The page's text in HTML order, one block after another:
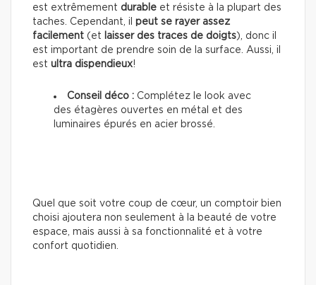
est extrêmement durable et résiste à la plupart des
taches. Cependant, il peut se rayer assez
facilement (et laisser des traces de doigts), donc il
est important de prendre soin de la surface. Aussi, il
est ultra dispendieux!
Conseil déco : Complétez le look avec
des étagères ouvertes en métal et des
luminaires épurés en acier brossé.
Quel que soit votre coup de cœur, un comptoir bien
choisi ajoutera non seulement à la beauté de votre
espace, mais aussi à sa fonctionnalité et à votre
confort quotidien.